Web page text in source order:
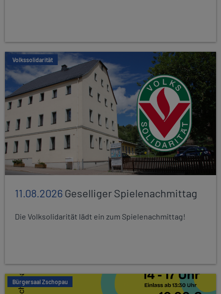
Volkssolidarität
11.08.2026Geselliger Spielenachmittag
Die Volksolidarität lädt ein zum Spielenachmittag!
Bürgersaal Zschopau